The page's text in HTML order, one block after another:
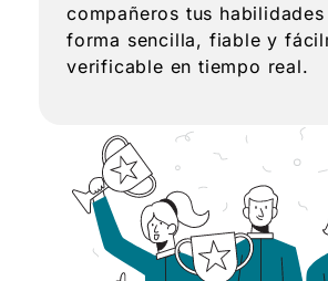
compañeros tus habilidades
forma sencilla, fiable y
verificable en tiempo real.